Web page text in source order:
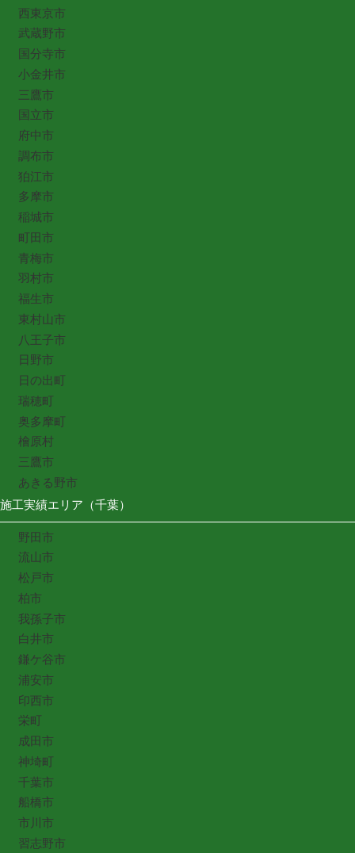
西東京市
武蔵野市
国分寺市
小金井市
三鷹市
国立市
府中市
調布市
狛江市
多摩市
稲城市
町田市
青梅市
羽村市
福生市
東村山市
八王子市
日野市
日の出町
瑞穂町
奥多摩町
檜原村
三鷹市
あきる野市
施工実績エリア（千葉）
野田市
流山市
松戸市
柏市
我孫子市
白井市
鎌ケ谷市
浦安市
印西市
栄町
成田市
神埼町
千葉市
船橋市
市川市
習志野市